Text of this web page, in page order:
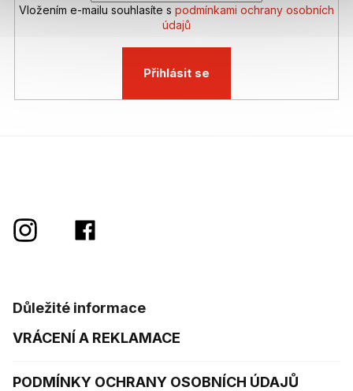
Vložením e-mailu souhlasíte s podmínkami ochrany osobních
údajů
Přihlásit se
Důležité informace
VRÁCENÍ A REKLAMACE
PODMÍNKY OCHRANY OSOBNÍCH ÚDAJŮ